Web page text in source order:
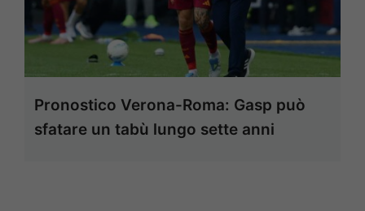
Pronostico Verona-Roma: Gasp può
sfatare un tabù lungo sette anni